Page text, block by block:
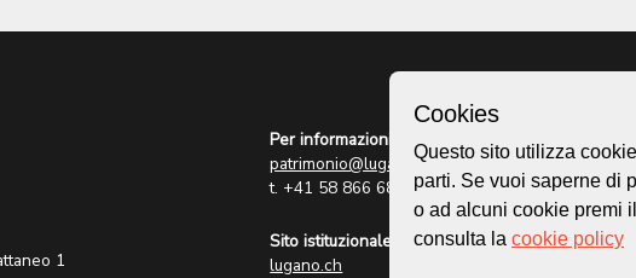
1
Per informazioni:
patrimonio@lugano.ch
t. +41 58 866 68 50
Sito istituzionale:
lugano.ch
Cookies
Questo sito utilizza
parti. Se vuoi saperne di
o ad alcuni cookie premi
consulta la cookie policy